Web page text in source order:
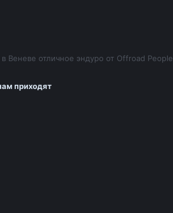
в Веневе отличное эндуро от Offroad People
приходят